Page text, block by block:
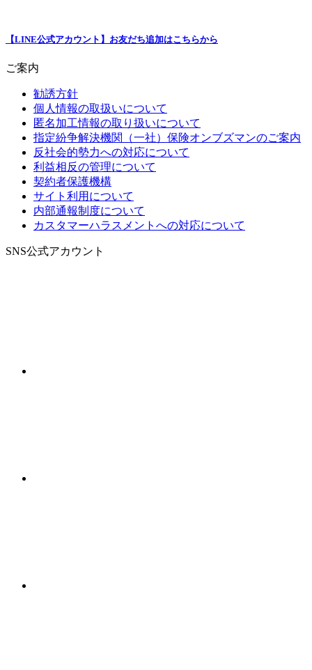
【LINE公式アカウント】お友だち追加はこちらから
ご案内
勧誘方針
個人情報の取扱いについて
匿名加工情報の取り扱いについて
指定紛争解決機関（一社）保険オンブズマンのご案内
反社会的勢力への対応について
利益相反の管理について
契約者保護機構
サイト利用について
内部通報制度について
カスタマーハラスメントへの対応について
SNS公式アカウント